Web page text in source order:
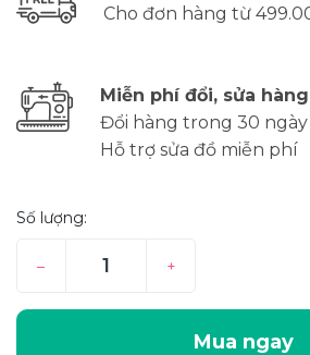
Cho đơn hàng từ
Miễn phí đổi, sửa hàng
Đổi hàng trong 30
Hỗ trợ sửa đồ miễn phí
Số lượng:
– +
Mua ngay